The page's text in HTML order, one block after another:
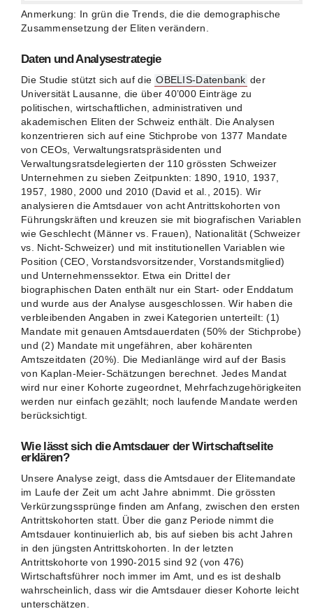
Anmerkung: In grün die Trends, die die demographische
Zusammensetzung der Eliten verändern.
Daten und Analysestrategie
Die Studie stützt sich auf die OBELIS-Datenbank der
Universität Lausanne, die über 40’000 Einträge zu
politischen, wirtschaftlichen, administrativen und
akademischen Eliten der Schweiz enthält. Die Analysen
konzentrieren sich auf eine Stichprobe von 1377 Mandate
von CEOs, Verwaltungsratspräsidenten und
Verwaltungsratsdelegierten der 110 grössten Schweizer
Unternehmen zu sieben Zeitpunkten: 1890, 1910, 1937,
1957, 1980, 2000 und 2010 (David et al., 2015). Wir
analysieren die Amtsdauer von acht Antrittskohorten von
Führungskräften und kreuzen sie mit biografischen Variablen
wie Geschlecht (Männer vs. Frauen), Nationalität (Schweizer
vs. Nicht-Schweizer) und mit institutionellen Variablen wie
Position (CEO, Vorstandsvorsitzender, Vorstandsmitglied)
und Unternehmenssektor. Etwa ein Drittel der
biographischen Daten enthält nur ein Start- oder Enddatum
und wurde aus der Analyse ausgeschlossen. Wir haben die
verbleibenden Angaben in zwei Kategorien unterteilt: (1)
Mandate mit genauen Amtsdauerdaten (50% der Stichprobe)
und (2) Mandate mit ungefähren, aber kohärenten
Amtszeitdaten (20%). Die Medianlänge wird auf der Basis
von Kaplan-Meier-Schätzungen berechnet. Jedes Mandat
wird nur einer Kohorte zugeordnet, Mehrfachzugehörigkeiten
werden nur einfach gezählt; noch laufende Mandate werden
berücksichtigt.
Wie lässt sich die Amtsdauer der Wirtschaftselite
erklären?
Unsere Analyse zeigt, dass die Amtsdauer der Elitemandate
im Laufe der Zeit um acht Jahre abnimmt. Die grössten
Verkürzungssprünge finden am Anfang, zwischen den ersten
Antrittskohorten statt. Über die ganz Periode nimmt die
Amtsdauer kontinuierlich ab, bis auf sieben bis acht Jahren
in den jüngsten Antrittskohorten. In der letzten
Antrittskohorte von 1990-2015 sind 92 (von 476)
Wirtschaftsführer noch immer im Amt, und es ist deshalb
wahrscheinlich, dass wir die Amtsdauer dieser Kohorte leicht
unterschätzen.